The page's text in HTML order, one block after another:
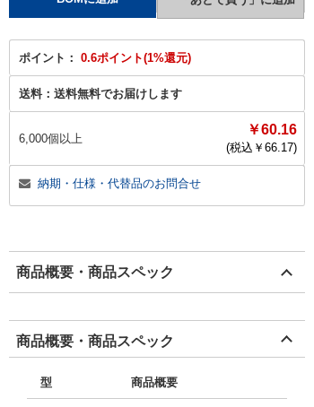
ポイント： 0.6ポイント(1%還元)
送料： 送料無料でお届けします
6,000個以上
￥60.16
(税込￥ 66.17)
納期・仕様・代替品のお問合せ
商品概要・商品スペック
商品概要・商品スペック
型 商品概要